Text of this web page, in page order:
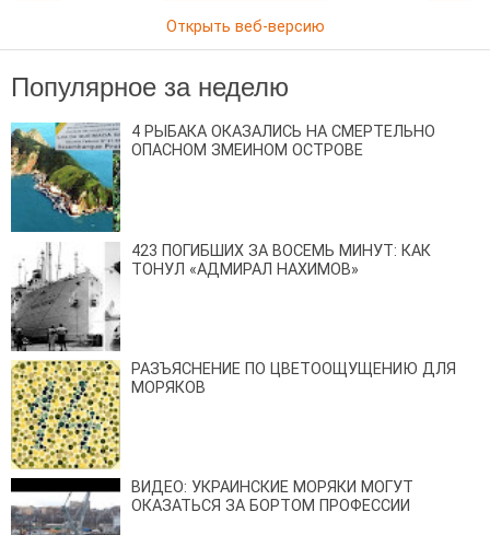
Открыть веб-версию
Популярное за неделю
4 РЫБАКА ОКАЗАЛИСЬ НА СМЕРТЕЛЬНО
ОПАСНОМ ЗМЕИНОМ ОСТРОВЕ
423 ПОГИБШИХ ЗА ВОСЕМЬ МИНУТ: КАК
ТОНУЛ «АДМИРАЛ НАХИМОВ»
РАЗЪЯСНЕНИЕ ПО ЦВЕТООЩУЩЕНИЮ ДЛЯ
МОРЯКОВ
ВИДЕО: УКРАИНСКИЕ МОРЯКИ МОГУТ
ОКАЗАТЬСЯ ЗА БОРТОМ ПРОФЕССИИ